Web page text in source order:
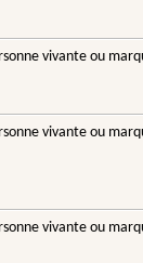
vivante ou
vivante ou
vivante ou